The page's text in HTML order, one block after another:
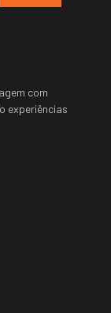
com
experiências